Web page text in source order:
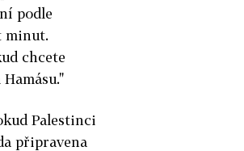
podle
minut.
chcete
Palestinci
připravena